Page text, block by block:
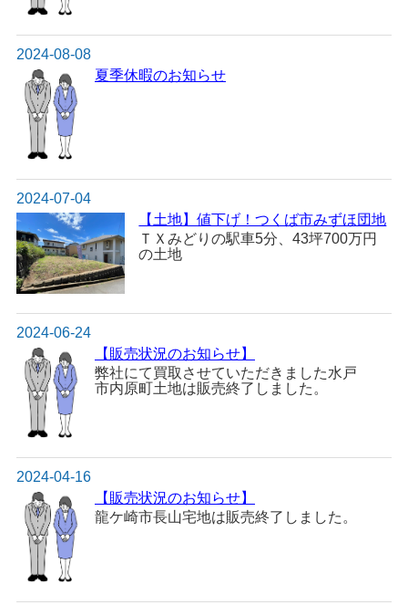
2024-08-08
夏季休暇のお知らせ
2024-07-04
【土地】値下げ！つくば市みずほ団地
ＴＸみどりの駅車5分、43坪700万円
の土地
2024-06-24
【販売状況のお知らせ】
弊社にて買取させていただきました水戸
市内原町土地は販売終了しました。
2024-04-16
【販売状況のお知らせ】
龍ケ崎市長山宅地は販売終了しました。